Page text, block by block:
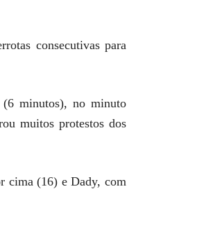
consecutivas para
(6 minutos), no minuto
muitos protestos dos
cima (16) e Dady, com